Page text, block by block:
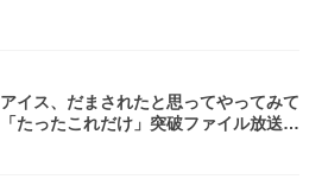
アイス、だまされたと思ってやってみて
「たったこれだけ」突破ファイル放送で